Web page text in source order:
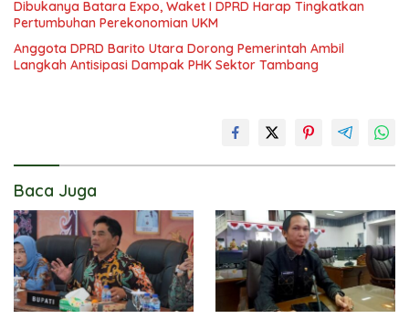
Dibukanya Batara Expo, Waket I DPRD Harap Tingkatkan
Pertumbuhan Perekonomian UKM
Anggota DPRD Barito Utara Dorong Pemerintah Ambil
Langkah Antisipasi Dampak PHK Sektor Tambang
Baca Juga